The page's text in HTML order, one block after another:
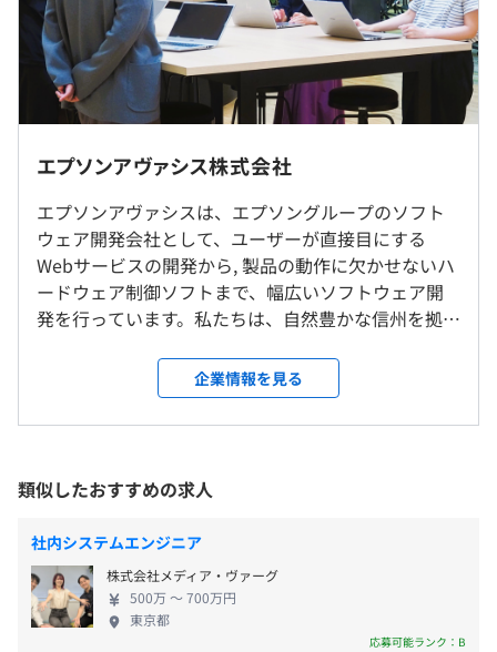
◎各事業所には多目的トイレが設置されています
◎マイカー通勤可能
◎エプソンアヴァシス本社の周辺は、豊かな自然に囲まれ
ています。社屋も2020年12月に改装。快適な環境で働く
ことができます。
上田本社（長野県上田市下之郷乙1077-5）
上田事業所（長野県上田市下之郷浅間原813-21）
2070）
6925）
※配属先は、本人のご希望に沿って決定します。
松本南事業所（松本市）、豊科事業所（安曇野市）をご
想定年収 は年収提示額を保証するものではありません）
〈フレックスタイム制あり〉
・コアタイムなし
・標準労働時間：7時間45分
◎育児、介護理由による短縮勤務制度あり
※試用期間中はフレックスタイムの適用なし
∟通常勤務 8:30〜17:15
〈年間休日数：127日〉
・完全週休2日制（土・日）
・GW休業
・夏季休業
エプソンアヴァシス株式会社
エプソンアヴァシスは、エプソングループのソフト
ウェア開発会社として、ユーザーが直接目にする
Webサービスの開発から, 製品の動作に欠かせないハ
ードウェア制御ソフトまで、幅広いソフトウェア開
発を行っています。私たちは、自然豊かな信州を拠点
え続け、製品やサービスの価値を実現するソフトウ
ェア開発を、チームで推進しています。 私たちが求
めているのは、自ら学び、課題に向き合い、より良
重ね、ともに新しい価値をつくっていきませんか。
当社は、コアタイムなしのフルフレックスタイム制
度やリモートワーク制度を導入しています。働きやす
い環境と充実した福利厚生を整備し、安心して長く
働いていただける環境です。多様なバックグラウンド
のエンジニアが活躍する、挑戦できる環境で、次の
キャリアへ。
企業情報を見る
類似したおすすめの求人
社内システムエンジニア
株式会社メディア・ヴァーグ
500万 〜 700万円
東京都
応募可能ランク：B